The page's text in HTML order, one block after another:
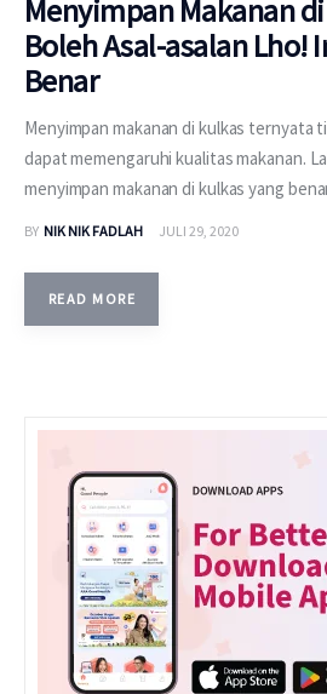
Menyimpan Makanan
Boleh Asal-asalan Lho!
Benar
Menyimpan makanan di kulkas ternyata
dapat memengaruhi kualitas makanan.
menyimpan makanan di kulkas yang
BY NIK NIK FADLAH JULI 29, 2020
READ MORE